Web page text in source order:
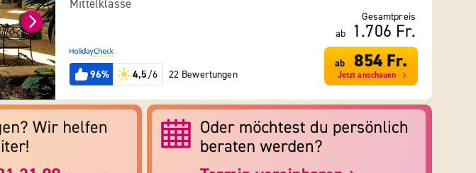
Mittelklasse
96% 4,5/6 22 Bewertungen
Gesamtpreis
ab
1.706 Fr.
ab 854 Fr.
Jetzt anschauen